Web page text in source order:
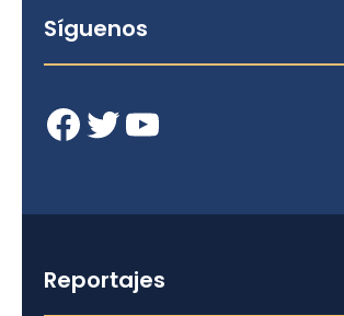
Síguenos
Facebook Twitter YouTube
Reportajes